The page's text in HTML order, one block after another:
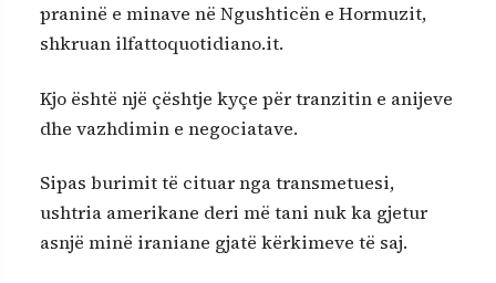
praninë e minave në Ngushticën e Hormuzit,
shkruan ilfattoquotidiano.it.
Kjo është një çështje kyçe për tranzitin e anijeve
dhe vazhdimin e negociatave.
Sipas burimit të cituar nga transmetuesi,
ushtria amerikane deri më tani nuk ka gjetur
asnjë minë iraniane gjatë kërkimeve të saj.